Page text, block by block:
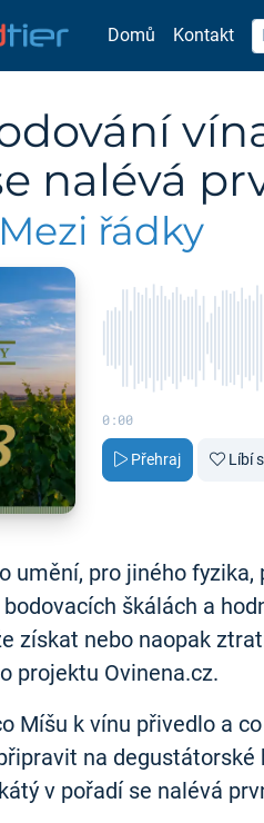
Domů Kontakt
nalévá
řádky
0:00
Přehraj Líbí
umění, pro jiného
škálách a
získat nebo naopak
projektu Ovinena.cz.
Míšu k vínu přivedlo a
na
v pořadí se nalévá